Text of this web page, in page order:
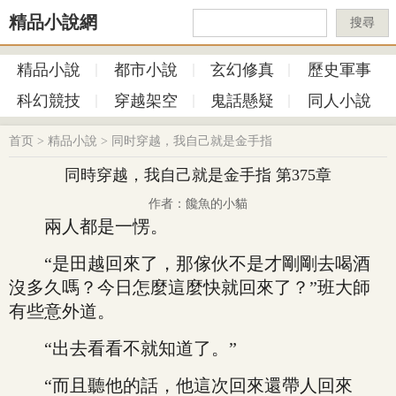
精品小說網 搜尋
精品小說 都市小說 玄幻修真
歷史軍事
科幻競技
穿越架空 鬼話懸疑 同人小說
首页 > 精品小說 > 同时穿越，我自己就是金手指
同時穿越，我自己就是金手指 第375章
作者：饞魚的小貓
兩人都是一愣。
“是田越回來了，那傢伙不是才剛剛去喝酒
沒多久嗎？今日怎麼這麼快就回來了？”班大師
有些意外道。
“出去看看不就知道了。”
“而且聽他的話，他這次回來還帶人回來